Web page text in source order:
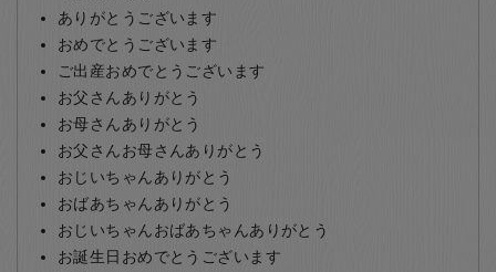
ありがとうございます
おめでとうございます
ご出産おめでとうございます
お父さんありがとう
お母さんありがとう
お父さんお母さんありがとう
おじいちゃんありがとう
おばあちゃんありがとう
おじいちゃんおばあちゃんありがとう
お誕生日おめでとうございます